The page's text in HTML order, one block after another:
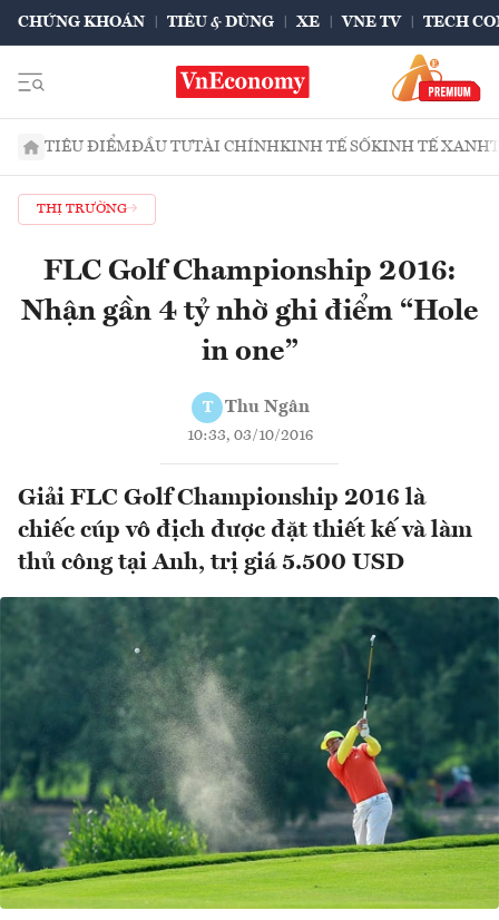
CHỨNG KHOÁN TIÊU & DÙNG XE VNE TV TECH
TIÊU ĐIỂMĐẦU TƯTÀI CHÍNHKINH TẾ SỐKINH TẾ XANH
THỊ TRƯỜNG
FLC Golf Championship 2016:
Nhận gần 4 tỷ nhờ ghi điểm “Hole
in one”
T Thu Ngân
10:33, 03/10/2016
Giải FLC Golf Championship 2016 là
chiếc cúp vô địch được đặt thiết kế và làm
thủ công tại Anh, trị giá 5.500 USD